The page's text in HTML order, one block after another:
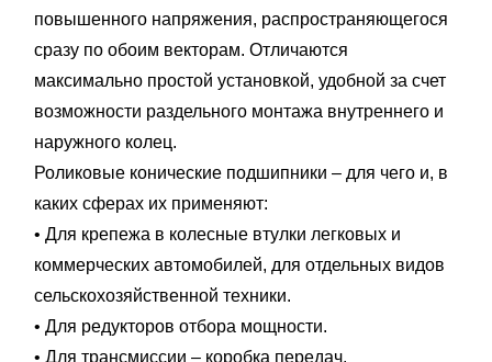
повышенного напряжения, распространяющегося
сразу по обоим векторам. Отличаются
максимально простой установкой, удобной за счет
возможности раздельного монтажа внутреннего и
наружного колец.
Роликовые конические подшипники – для чего и, в
каких сферах их применяют:
• Для крепежа в колесные втулки легковых и
коммерческих автомобилей, для отдельных видов
сельскохозяйственной техники.
• Для редукторов отбора мощности.
• Для трансмиссии – коробка передач,